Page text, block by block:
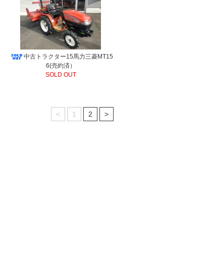
中古トラクター15馬力三菱MT15
6(売約済）
SOLD OUT
< 1 2 >